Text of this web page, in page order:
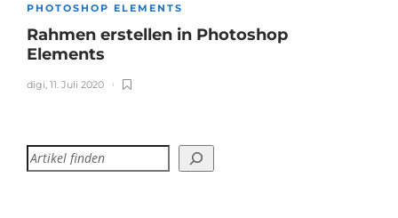
PHOTOSHOP ELEMENTS
Rahmen erstellen in Photoshop
Elements
digi 11. Juli 2020